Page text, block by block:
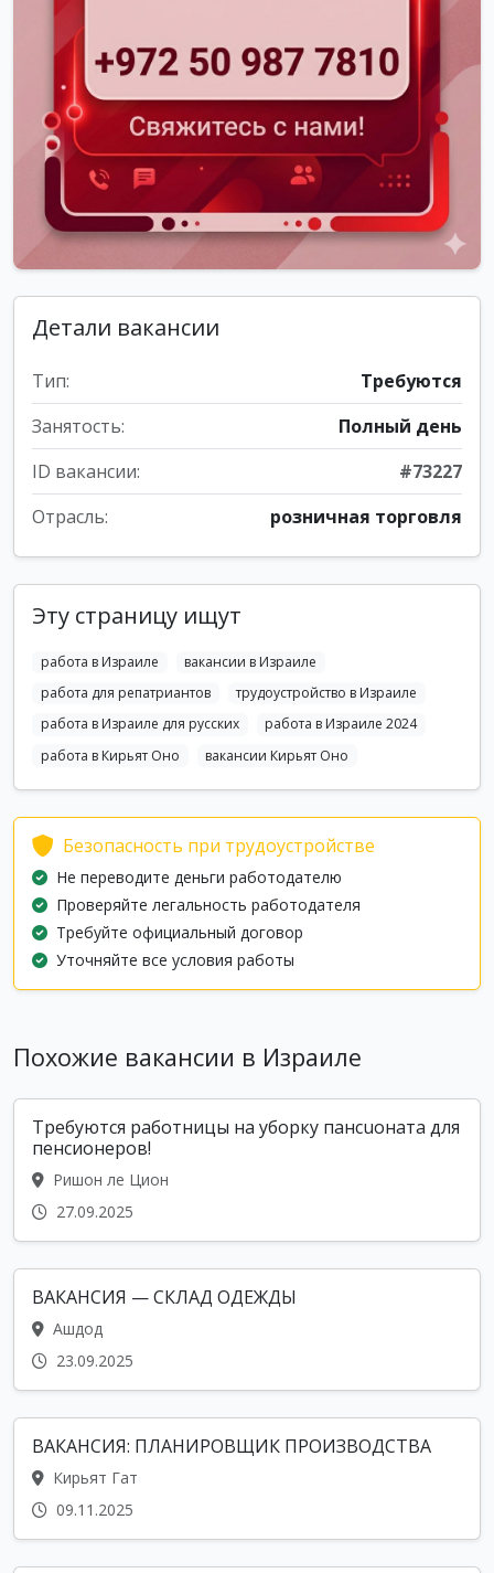
Детали вакансии
Тип:
Требуются
Занятость:
Полный день
ID вакансии:
#73227
Отрасль:
розничная торговля
Эту страницу ищут
работа в Израиле
вакансии в Израиле
работа для репатриантов
трудоустройство в Израиле
работа в Израиле для русских
работа в Израиле 2024
работа в Кирьят Оно
вакансии Кирьят Оно
Безопасность при трудоустройстве
Не переводите деньги работодателю
Проверяйте легальность работодателя
Требуйте официальный договор
Уточняйте все условия работы
Похожие вакансии в Израиле
Требуются работницы на уборку пансuоната для
пенсионеров!
Ришон ле Цион
27.09.2025
ВАКАНСИЯ — СКЛАД ОДЕЖДЫ
Ашдод
23.09.2025
ВАКАНСИЯ: ПЛАНИРОВЩИК ПРОИЗВОДСТВА
Кирьят Гат
09.11.2025